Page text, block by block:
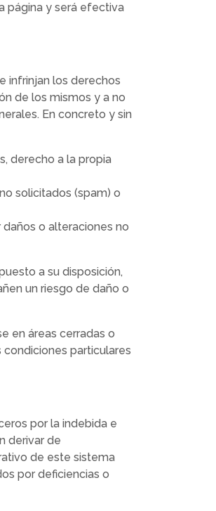
página y será efectiva
infrinjan los derechos
de los mismos y a no
En concreto y sin
derecho a la propia
solicitados (spam) o
o alteraciones no
a su disposición,
un riesgo de daño o
en áreas cerradas o
particulares
por la indebida e
derivar de
de este sistema
por deficiencias o